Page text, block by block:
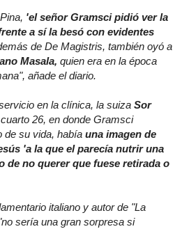
'el señor Gramsci pidió ver la
a sí la besó con evidentes
de De Magistris, también oyó a
Masala, quien era en la época
añade el diario.
en la clínica, la suiza Sor
26, en donde Gramsci
de su vida, había una imagen de
'a la que el parecía nutrir una
de no querer que fuese retirada o
italiano y autor de "La
sería una gran sorpresa si